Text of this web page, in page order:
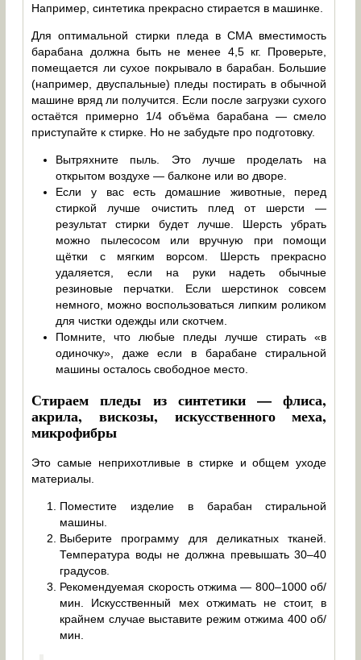
Например, синтетика прекрасно стирается в машинке.
Для оптимальной стирки пледа в СМА вместимость
барабана должна быть не менее 4,5 кг. Проверьте,
помещается ли сухое покрывало в барабан. Большие
(например, двуспальные) пледы постирать в обычной
машине вряд ли получится. Если после загрузки сухого
остаётся примерно 1/4 объёма барабана — смело
приступайте к стирке. Но не забудьте про подготовку.
Вытряхните пыль. Это лучше проделать на
открытом воздухе — балконе или во дворе.
Если у вас есть домашние животные, перед
стиркой лучше очистить плед от шерсти —
результат стирки будет лучше. Шерсть убрать
можно пылесосом или вручную при помощи
щётки с мягким ворсом. Шерсть прекрасно
удаляется, если на руки надеть обычные
резиновые перчатки. Если шерстинок совсем
немного, можно воспользоваться липким роликом
для чистки одежды или скотчем.
Помните, что любые пледы лучше стирать «в
одиночку», даже если в барабане стиральной
машины осталось свободное место.
Стираем пледы из синтетики — флиса,
акрила, вискозы, искусственного меха,
микрофибры
Это самые неприхотливые в стирке и общем уходе
материалы.
Поместите изделие в барабан стиральной
машины.
Выберите программу для деликатных тканей.
Температура воды не должна превышать 30–40
градусов.
Рекомендуемая скорость отжима — 800–1000 об/
мин. Искусственный мех отжимать не стоит, в
крайнем случае выставите режим отжима 400 об/
мин.